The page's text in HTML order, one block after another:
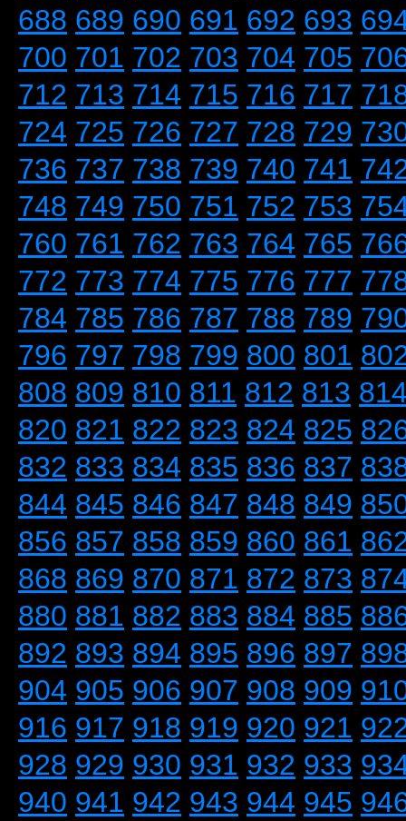
688 689 690 691 692 693
700 701 702 703 704 705
712 713 714 715 716 717
724 725 726 727 728 729
736 737 738 739 740 741
748 749 750 751 752 753
760 761 762 763 764 765
772 773 774 775 776 777
784 785 786 787 788 789
796 797 798 799 800 801
808 809 810 811 812 813
820 821 822 823 824 825
832 833 834 835 836 837
844 845 846 847 848 849
856 857 858 859 860 861
868 869 870 871 872 873
880 881 882 883 884 885
892 893 894 895 896 897
904 905 906 907 908 909
916 917 918 919 920 921
928 929 930 931 932 933
940 941 942 943 944 945